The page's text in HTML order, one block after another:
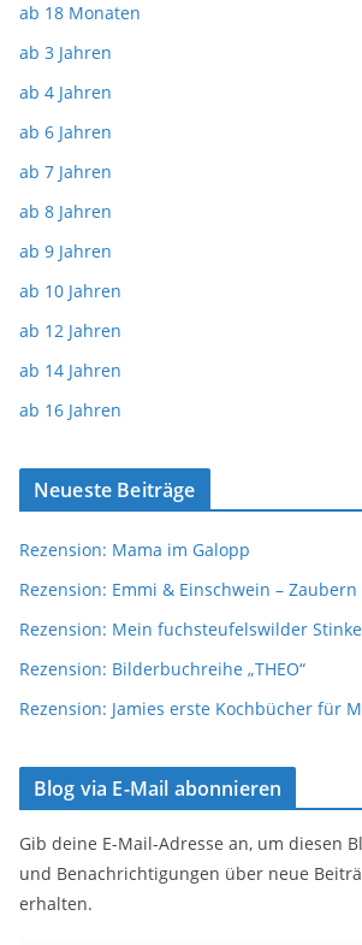
ab 18 Monaten
ab 3 Jahren
ab 4 Jahren
ab 6 Jahren
ab 7 Jahren
ab 8 Jahren
ab 9 Jahren
ab 10 Jahren
ab 12 Jahren
ab 14 Jahren
ab 16 Jahren
Neueste Beiträge
Rezension: Mama im Galopp
Rezension: Emmi & Einschwein –
Rezension: Mein fuchsteufelswilder
Rezension: Bilderbuchreihe „THEO“
Rezension: Jamies erste Kochbücher für
Blog via E-Mail abonnieren
Gib deine E-Mail-Adresse an, um diesen
und Benachrichtigungen über neue
erhalten.